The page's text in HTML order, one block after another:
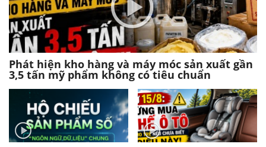
Phát hiện kho hàng và máy móc sản xuất gần
3,5 tấn mỹ phẩm không có tiêu chuẩn